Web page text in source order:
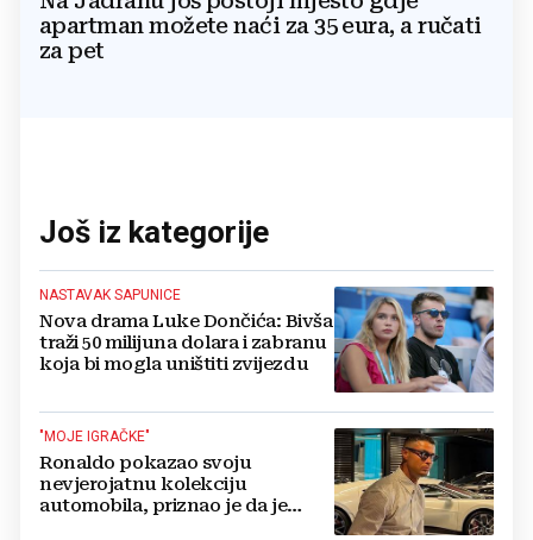
apartman možete naći za 35 eura, a ručati
za pet
Još iz kategorije
NASTAVAK SAPUNICE
Nova drama Luke Dončića: Bivša
traži 50 milijuna dolara i zabranu
koja bi mogla uništiti zvijezdu
"MOJE IGRAČKE"
Ronaldo pokazao svoju
nevjerojatnu kolekciju
automobila, priznao je da je